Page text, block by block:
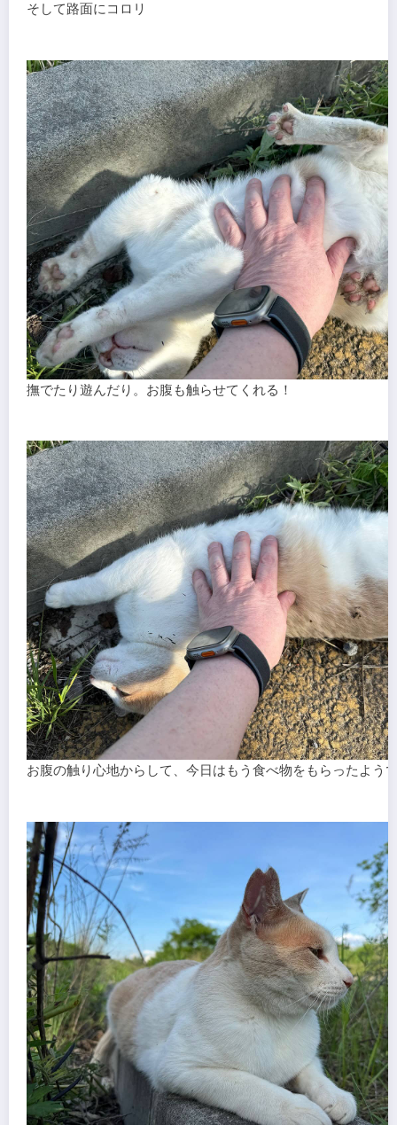
そして路面にコロリ
撫でたり遊んだり。お腹も触らせてくれる！
お腹の触り心地からして、今日はもう食べ物をもらったよう